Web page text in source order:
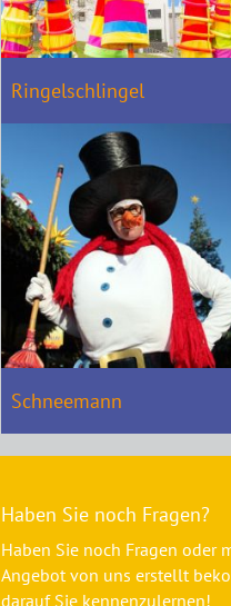
Ringelschlingel
Schneemann
Haben Sie noch Fragen?
Haben Sie noch Fragen oder
Angebot von uns erstellt
darauf Sie kennenzulernen!